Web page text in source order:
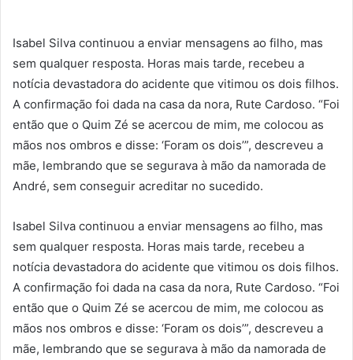
Isabel Silva continuou a enviar mensagens ao filho, mas
sem qualquer resposta. Horas mais tarde, recebeu a
notícia devastadora do acidente que vitimou os dois filhos.
A confirmação foi dada na casa da nora, Rute Cardoso. “Foi
então que o Quim Zé se acercou de mim, me colocou as
mãos nos ombros e disse: ‘Foram os dois’”, descreveu a
mãe, lembrando que se segurava à mão da namorada de
André, sem conseguir acreditar no sucedido.
Isabel Silva continuou a enviar mensagens ao filho, mas
sem qualquer resposta. Horas mais tarde, recebeu a
notícia devastadora do acidente que vitimou os dois filhos.
A confirmação foi dada na casa da nora, Rute Cardoso. “Foi
então que o Quim Zé se acercou de mim, me colocou as
mãos nos ombros e disse: ‘Foram os dois’”, descreveu a
mãe, lembrando que se segurava à mão da namorada de